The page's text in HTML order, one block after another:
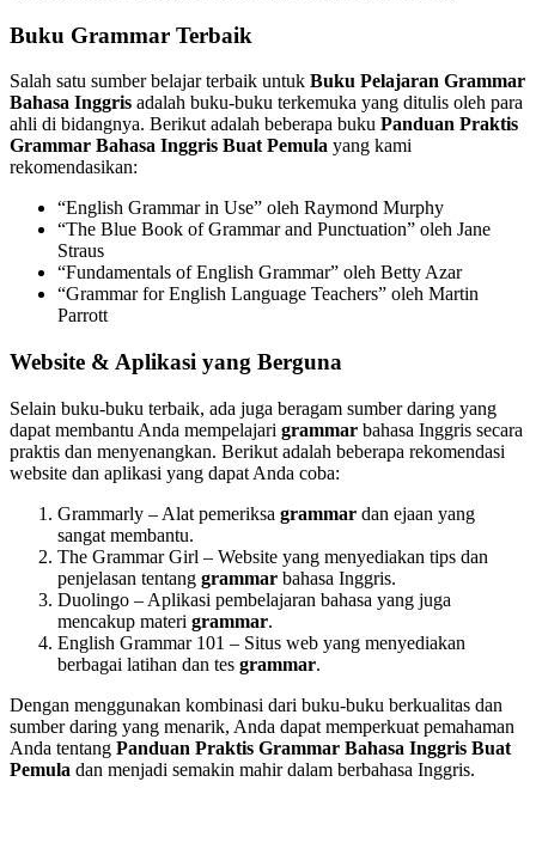
Buku Grammar Terbaik
Salah satu sumber belajar terbaik untuk Buku Pelajaran Grammar
Bahasa Inggris adalah buku-buku terkemuka yang ditulis oleh para
ahli di bidangnya. Berikut adalah beberapa buku Panduan Praktis
Grammar Bahasa Inggris Buat Pemula yang kami
rekomendasikan:
“English Grammar in Use” oleh Raymond Murphy
“The Blue Book of Grammar and Punctuation” oleh Jane
Straus
“Fundamentals of English Grammar” oleh Betty Azar
“Grammar for English Language Teachers” oleh Martin
Parrott
Website & Aplikasi yang Berguna
Selain buku-buku terbaik, ada juga beragam sumber daring yang
dapat membantu Anda mempelajari grammar bahasa Inggris secara
praktis dan menyenangkan. Berikut adalah beberapa rekomendasi
website dan aplikasi yang dapat Anda coba:
Grammarly – Alat pemeriksa grammar dan ejaan yang
sangat membantu.
The Grammar Girl – Website yang menyediakan tips dan
penjelasan tentang grammar bahasa Inggris.
Duolingo – Aplikasi pembelajaran bahasa yang juga
mencakup materi grammar.
English Grammar 101 – Situs web yang menyediakan
berbagai latihan dan tes grammar.
Dengan menggunakan kombinasi dari buku-buku berkualitas dan
sumber daring yang menarik, Anda dapat memperkuat pemahaman
Anda tentang Panduan Praktis Grammar Bahasa Inggris Buat
Pemula dan menjadi semakin mahir dalam berbahasa Inggris.